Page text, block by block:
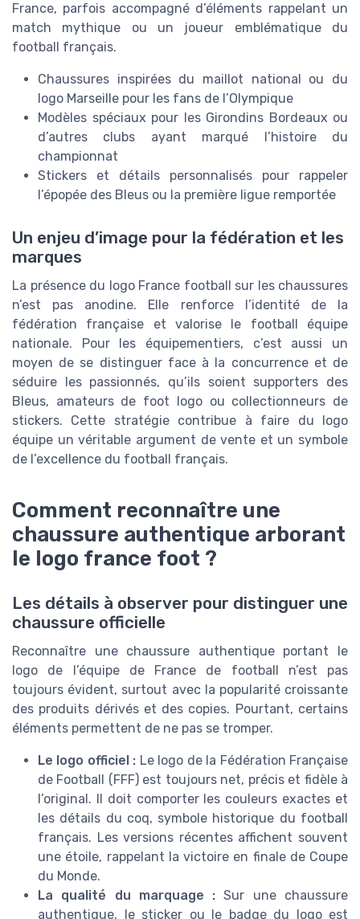
France, parfois accompagné d’éléments rappelant un
match mythique ou un joueur emblématique du
football français.
Chaussures inspirées du maillot national ou du
logo Marseille pour les fans de l’Olympique
Modèles spéciaux pour les Girondins Bordeaux ou
d’autres clubs ayant marqué l’histoire du
championnat
Stickers et détails personnalisés pour rappeler
l’épopée des Bleus ou la première ligue remportée
Un enjeu d’image pour la fédération et les
marques
La présence du logo France football sur les chaussures
n’est pas anodine. Elle renforce l’identité de la
fédération française et valorise le football équipe
nationale. Pour les équipementiers, c’est aussi un
moyen de se distinguer face à la concurrence et de
séduire les passionnés, qu’ils soient supporters des
Bleus, amateurs de foot logo ou collectionneurs de
stickers. Cette stratégie contribue à faire du logo
équipe un véritable argument de vente et un symbole
de l’excellence du football français.
Comment reconnaître une
chaussure authentique arborant
le logo france foot ?
Les détails à observer pour distinguer une
chaussure officielle
Reconnaître une chaussure authentique portant le
logo de l’équipe de France de football n’est pas
toujours évident, surtout avec la popularité croissante
des produits dérivés et des copies. Pourtant, certains
éléments permettent de ne pas se tromper.
Le logo officiel : Le logo de la Fédération Française
de Football (FFF) est toujours net, précis et fidèle à
l’original. Il doit comporter les couleurs exactes et
les détails du coq, symbole historique du football
français. Les versions récentes affichent souvent
une étoile, rappelant la victoire en finale de Coupe
du Monde.
La qualité du marquage : Sur une chaussure
authentique, le sticker ou le badge du logo est